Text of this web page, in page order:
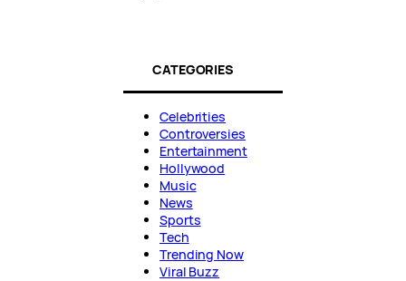
CATEGORIES
Celebrities
Controversies
Entertainment
Hollywood
Music
News
Sports
Tech
Trending Now
Viral Buzz